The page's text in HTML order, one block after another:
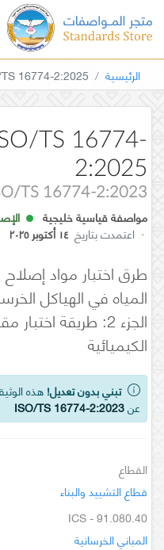
الرئيسية 16774-2:2025
TS 16774-
2:2025
TS 16774-2:2023
مواصفة قياسية خليجية
· اعتمدت بتاريخ ١٤ أكتوبر ٢٠٢٥
طرق اختبار مواد
المياه في الهياكل
الجزء 2: طريقة
الكيميائية
تبني بدون تعديل! هذه
عنISO/TS 16774-2:2023
القطاع
قطاع التشييد والبناء
ICS - 91.080.40
المباني الخرسانية